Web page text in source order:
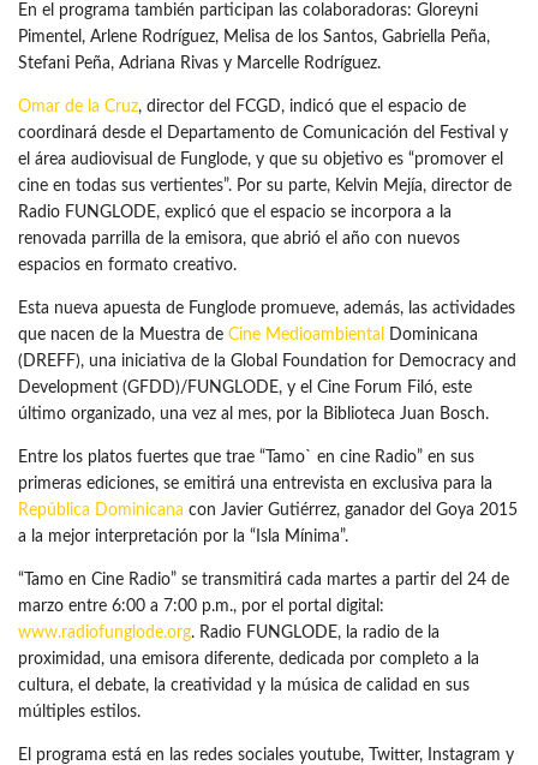
En el programa también participan las colaboradoras: Gloreyni
Pimentel, Arlene Rodríguez, Melisa de los Santos, Gabriella Peña,
Stefani Peña, Adriana Rivas y Marcelle Rodríguez.
Omar de la Cruz, director del FCGD, indicó que el espacio de
coordinará desde el Departamento de Comunicación del Festival y
el área audiovisual de Funglode, y que su objetivo es “promover el
cine en todas sus vertientes”. Por su parte, Kelvin Mejía, director de
Radio FUNGLODE, explicó que el espacio se incorpora a la
renovada parrilla de la emisora, que abrió el año con nuevos
espacios en formato creativo.
Esta nueva apuesta de Funglode promueve, además, las actividades
que nacen de la Muestra de Cine Medioambiental
Dominicana
(DREFF), una iniciativa de la Global Foundation for Democracy and
Development (GFDD)/FUNGLODE, y el Cine Forum Filó, este
último organizado, una vez al mes, por la Biblioteca Juan Bosch.
Entre los platos fuertes que trae “Tamo` en cine Radio” en sus
primeras ediciones, se emitirá una entrevista en exclusiva para la
República Dominicana con Javier Gutiérrez, ganador del Goya 2015
a la mejor interpretación por la “Isla Mínima”.
“Tamo en Cine Radio” se transmitirá cada martes a partir del 24 de
marzo entre 6:00 a 7:00 p.m., por el portal digital:
www.radiofunglode.org. Radio FUNGLODE, la radio de la
proximidad, una emisora diferente, dedicada por completo a la
cultura, el debate, la creatividad y la música de calidad en sus
múltiples estilos.
El programa está en las redes sociales youtube, Twitter, Instagram y